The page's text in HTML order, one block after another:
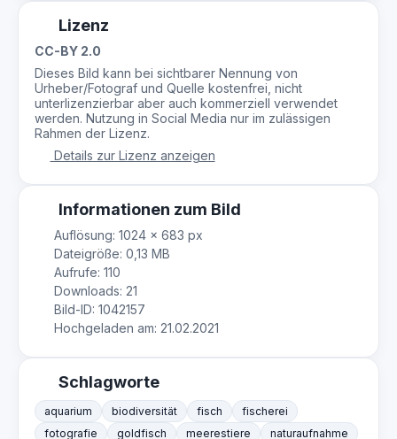
Lizenz
CC-BY 2.0
Dieses Bild kann bei sichtbarer Nennung von
Urheber/Fotograf und Quelle kostenfrei, nicht
unterlizenzierbar aber auch kommerziell verwendet
werden. Nutzung in Social Media nur im zulässigen
Rahmen der Lizenz.
Details zur Lizenz anzeigen
Informationen zum Bild
Auflösung: 1024 × 683 px
Dateigröße: 0,13 MB
Aufrufe: 110
Downloads: 21
Bild-ID: 1042157
Hochgeladen am: 21.02.2021
Schlagworte
aquarium biodiversität fisch
fischerei
fotografie
goldfisch meerestiere naturaufnahme